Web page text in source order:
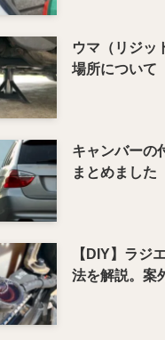
ウマ（リジッ
場所について
キャンバーの
まとめました
【DIY】ラジ
法を解説。案